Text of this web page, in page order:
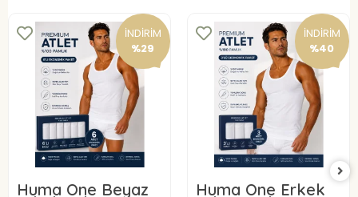
İNDİRİM
%29
Huma One Beyaz
İNDİRİM
%40
Huma One Erkek